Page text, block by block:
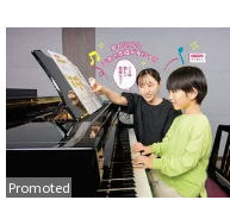
Promoted